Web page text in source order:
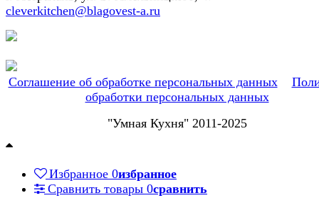
cleverkitchen@blagovest-a.ru
Соглашение об обработке персональных данных
обработки персональных данных
"Умная Кухня" 2011-2025
Избранное 0избранное
Сравнить товары 0сравнить